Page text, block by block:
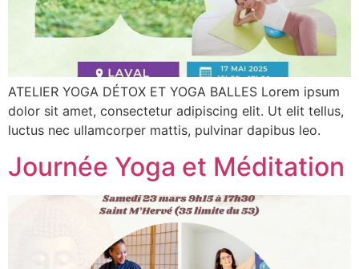
ATELIER YOGA DÉTOX ET YOGA BALLES Lorem ipsum
dolor sit amet, consectetur adipiscing elit. Ut elit tellus,
luctus nec ullamcorper mattis, pulvinar dapibus leo.
Journée Yoga et Méditation